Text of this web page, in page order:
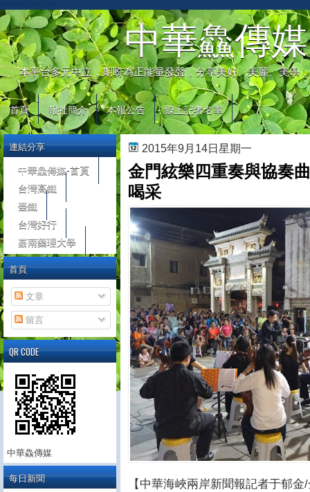
中華鱻傳媒
本平台多元中立，期盼為正能量發聲，分享美好、美麗、美學
首頁 報社簡介 本報公告 線上記者名單
2015年9月14日星期一
金門絃樂四重奏與協奏
喝采
【中華海峽兩岸新聞報記者于郁
連結分享
中華鱻傳媒-首頁
台灣高鐵
臺鐵
台灣好行
嘉南藥理大學
首頁
文章
留言
QR CODE
中華鱻傳媒
每日新聞